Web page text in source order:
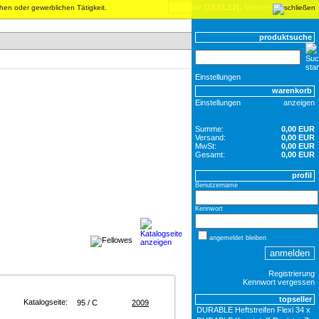
oder gewerblichen Tätigkeit. inventur [23.01.12]: lieferverzögerungen
Katalogseite: 2009
95 / C
produktsuche
Einstellungen
warenkorb
anzeigen
Einstellungen
0,00 EUR
0,00 EUR
0,00 EUR
0,00 EUR
Summe:
Versand:
MwSt:
Gesamt:
profil
Benutzername
Kennwort
angemeldet bleiben
Registrierung
Kennwort vergessen
topseller
DURABLE Heftstreifen Flexi 34 x